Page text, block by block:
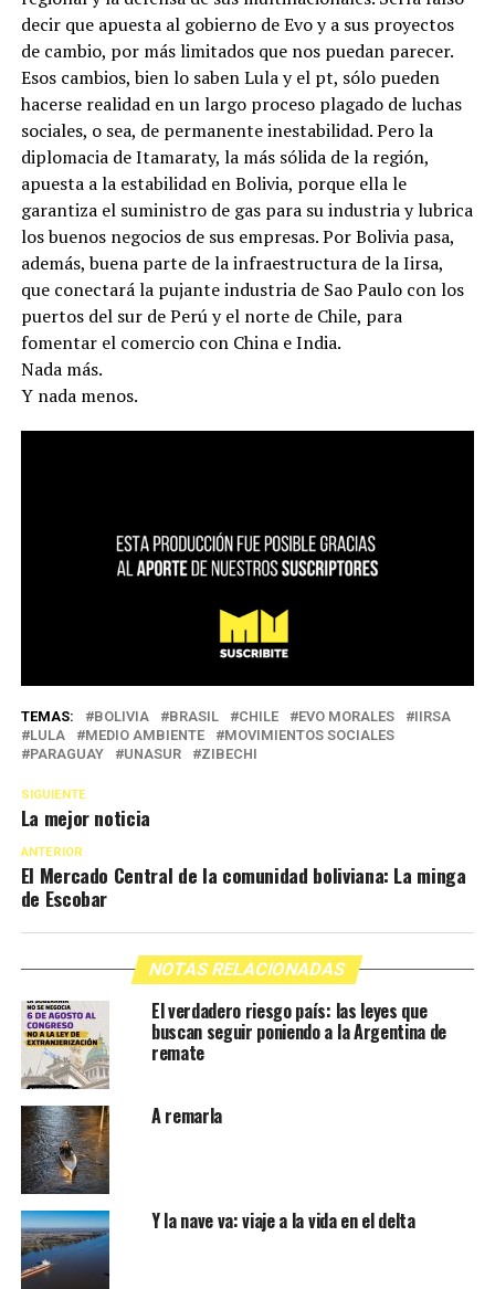
decir que apuesta al gobierno de Evo y a sus proyectos
de cambio, por más limitados que nos puedan parecer.
Esos cambios, bien lo saben Lula y el pt, sólo pueden
hacerse realidad en un largo proceso plagado de luchas
sociales, o sea, de permanente inestabilidad. Pero la
diplomacia de Itamaraty, la más sólida de la región,
apuesta a la estabilidad en Bolivia, porque ella le
garantiza el suministro de gas para su industria y lubrica
los buenos negocios de sus empresas. Por Bolivia pasa,
además, buena parte de la infraestructura de la Iirsa,
que conectará la pujante industria de Sao Paulo con los
puertos del sur de Perú y el norte de Chile, para
fomentar el comercio con China e India.
Nada más.
Y nada menos.
TEMAS: BOLIVIA BRASIL CHILE EVO MORALES
IIRSA
LULA
MEDIO AMBIENTE
MOVIMIENTOS SOCIALES
PARAGUAY
UNASUR ZIBECHI
SIGUIENTE
La mejor noticia
ANTERIOR
El Mercado Central de la comunidad boliviana: La minga
de Escobar
NOTAS RELACIONADAS
El verdadero riesgo país: las leyes que
buscan seguir poniendo a la Argentina de
remate
A remarla
Y la nave va: viaje a la vida en el delta